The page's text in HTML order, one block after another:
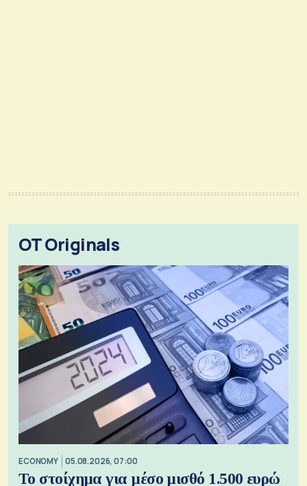
OT Originals
ECONOMY 05.08.2026, 07:00
Το στοίχημα για μέσο μισθό 1.500 ευρώ